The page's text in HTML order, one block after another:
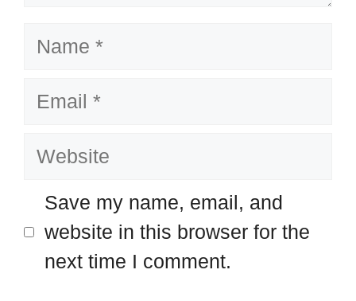
Name
Email
Website
Save my name, email, and
website in this browser for the
next time I comment.